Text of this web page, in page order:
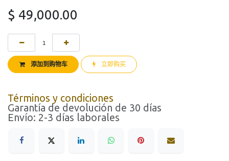
$ 49,000.00
添加到购物车 立即购买
Términos y condiciones
Garantía de devolución de 30 días
Envío: 2-3 días laborales